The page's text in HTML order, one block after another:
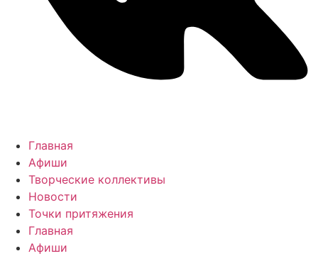
Главная
Афиши
Творческие коллективы
Новости
Точки притяжения
Главная
Афиши